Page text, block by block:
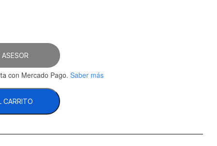
con Mercado Pago. Saber más
CARRITO